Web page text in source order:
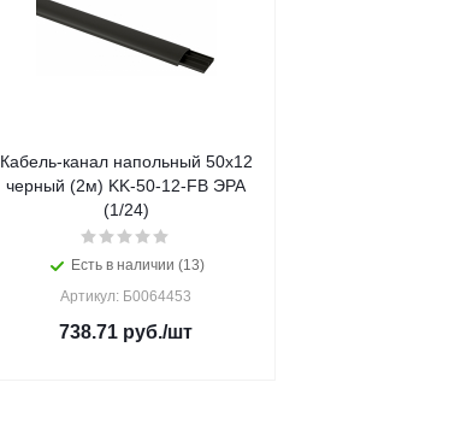
Кабель-канал напольный 50х12
черный (2м) KK-50-12-FB ЭРА
(1/24)
Есть в наличии (13)
Артикул: Б0064453
738.71 руб./шт